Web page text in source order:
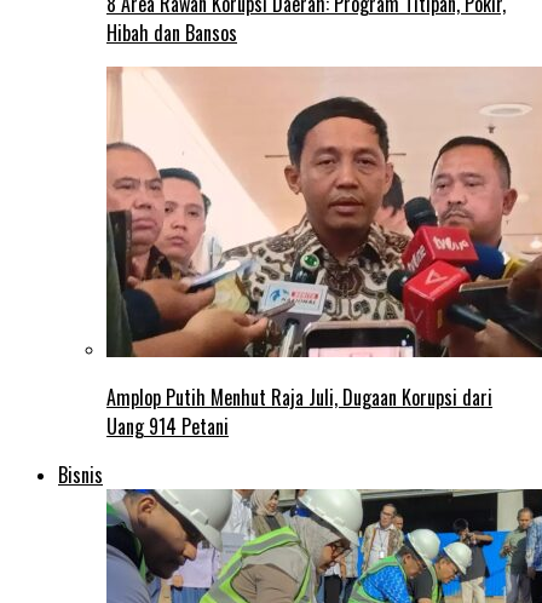
Hibah dan Bansos
Amplop Putih Menhut Raja Juli, Dugaan Korupsi dari
Uang 914 Petani
Bisnis